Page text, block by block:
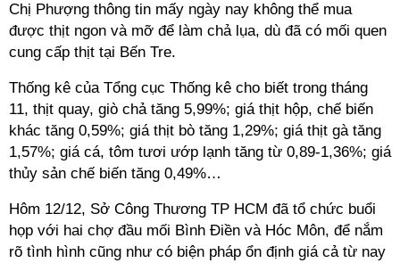
Chị Phượng thông tin mấy ngày nay không thể mua
được thịt ngon và mỡ để làm chả lụa, dù đã có mối quen
cung cấp thịt tại Bến Tre.
Thống kê của Tổng cục Thống kê cho biết trong tháng
11, thịt quay, giò chả tăng 5,99%; giá thịt hộp, chế biến
khác tăng 0,59%; giá thịt bò tăng 1,29%; giá thịt gà tăng
1,57%; giá cá, tôm tươi ướp lạnh tăng từ 0,89-1,36%; giá
thủy sản chế biến tăng 0,49%…
Hôm 12/12, Sở Công Thương TP HCM đã tổ chức buổi
họp với hai chợ đầu mối Bình Điền và Hóc Môn, để nắm
rõ tình hình cũng như có biện pháp ổn định giá cả từ nay